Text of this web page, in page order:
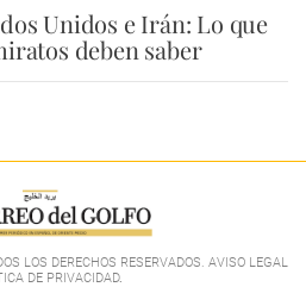
Unidos e Irán: Lo que
deben saber
LOS DERECHOS RESERVADOS. AVISO LEGAL
DE PRIVACIDAD.